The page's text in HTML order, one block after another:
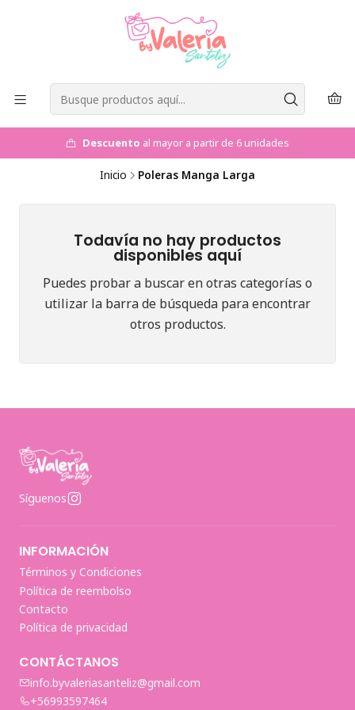
Descuento al mayor a partir de 6 unidades
Inicio Poleras Manga Larga
Todavía no hay productos
disponibles aquí
Puedes probar a buscar en otras categorías o
utilizar la barra de búsqueda para encontrar
otros productos.
Síguenos
INFORMACIÓN
Términos y Condiciones
Política de reembolso
Contacto
Política de privacidad
CONTÁCTANOS
info.byvaleriasanteliz@gmail.com
+56993597464